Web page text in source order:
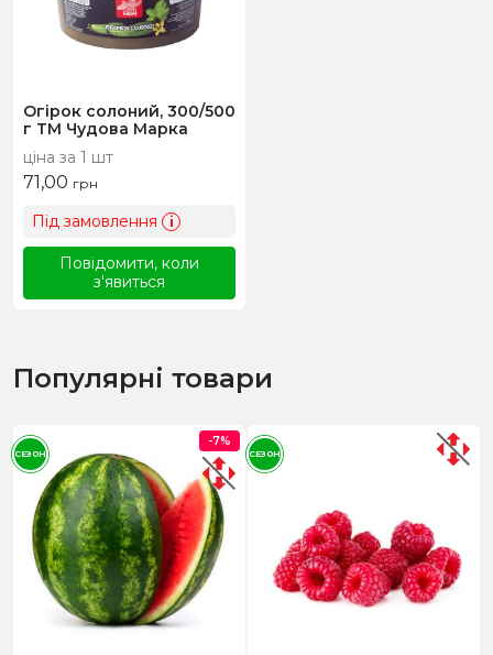
Огірок солоний, 300/500
г ТМ Чудова Марка
ціна за 1 шт
71,00 грн
Під замовлення i
Повідомити, коли
з'явиться
Популярні товари
-7%
СЕЗОН СЕЗОН